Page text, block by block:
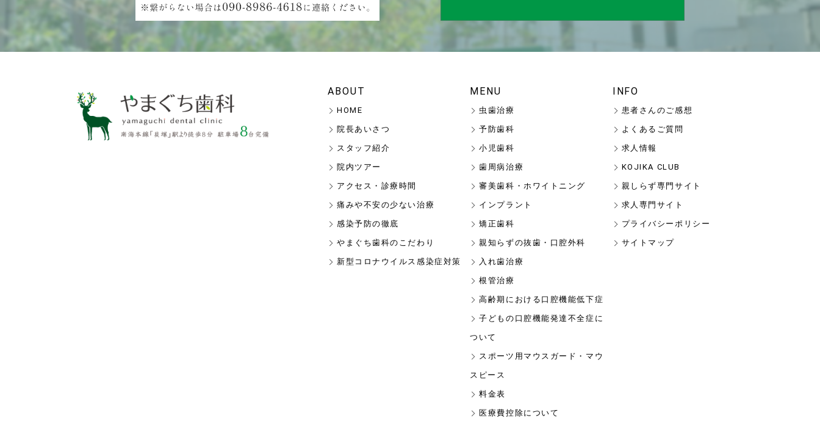
ABOUT
HOME
院長あいさつ
スタッフ紹介
院内ツアー
アクセス・診療時間
痛みや不安の少ない治療
感染予防の徹底
やまぐち歯科のこだわり
新型コロナウイルス感染症対策
MENU
虫歯治療
予防歯科
小児歯科
歯周病治療
審美歯科・ホワイトニング
インプラント
矯正歯科
親知らずの抜歯・口腔外科
入れ歯治療
根管治療
高齢期における口腔機能低下症
子どもの口腔機能発達不全症に
ついて
スポーツ用マウスガード・マウ
スピース
料金表
医療費控除について
INFO
患者さんのご感想
よくあるご質問
求人情報
KOJIKA CLUB
親しらず専門サイト
求人専門サイト
プライバシーポリシー
サイトマップ